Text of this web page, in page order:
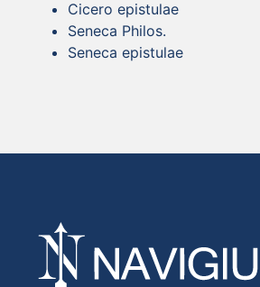
Cicero epistulae
Seneca Philos.
Seneca epistulae